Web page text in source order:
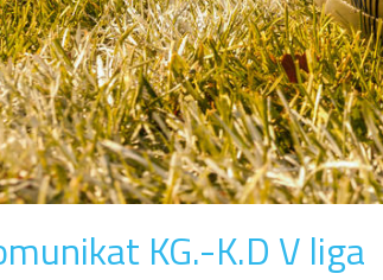
KG.-K.D V liga